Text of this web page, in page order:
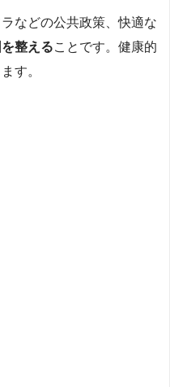
などの公共政策、快適な
整えることです。健康的
す。